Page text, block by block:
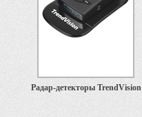
Радар-детекторы TrendVision